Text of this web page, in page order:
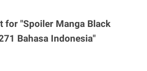
for "Spoiler Manga Black
Bahasa Indonesia"